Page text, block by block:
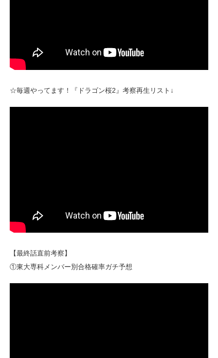
☆毎週やってます！『ドラゴン桜2』考察再生リスト↓
【最終話直前考察】
①東大専科メンバー別合格確率ガチ予想